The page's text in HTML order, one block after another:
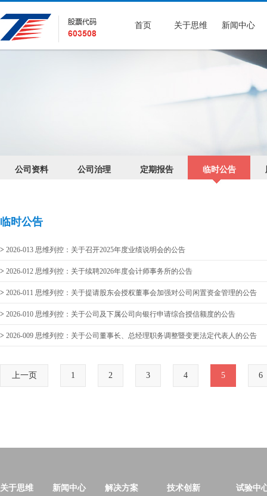
首页 关于思维 新闻中心
公司资料 公司治理 定期报告 临时公告
临时公告
> 2026-013 思维列控：关于召开2025年度业绩说明会的公告
> 2026-012 思维列控：关于续聘2026年度会计师事务所的公告
> 2026-011 思维列控：关于提请股东会授权董事会加强对公司闲置资金管理的公告
> 2026-010 思维列控：关于公司及下属公司向银行申请综合授信额度的公告
> 2026-009 思维列控：关于公司董事长、总经理职务调整暨变更法定代表人的公告
上一页 1 2 3 4 5 6
关于思维 新闻中心 解决方案 技术创新 试验中